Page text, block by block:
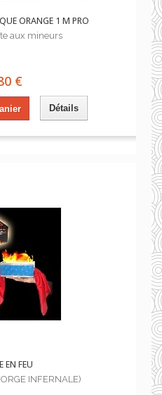
ORANGE 1 M PRO
aux mineurs
€
Détails
EN FEU
INFERNALE)